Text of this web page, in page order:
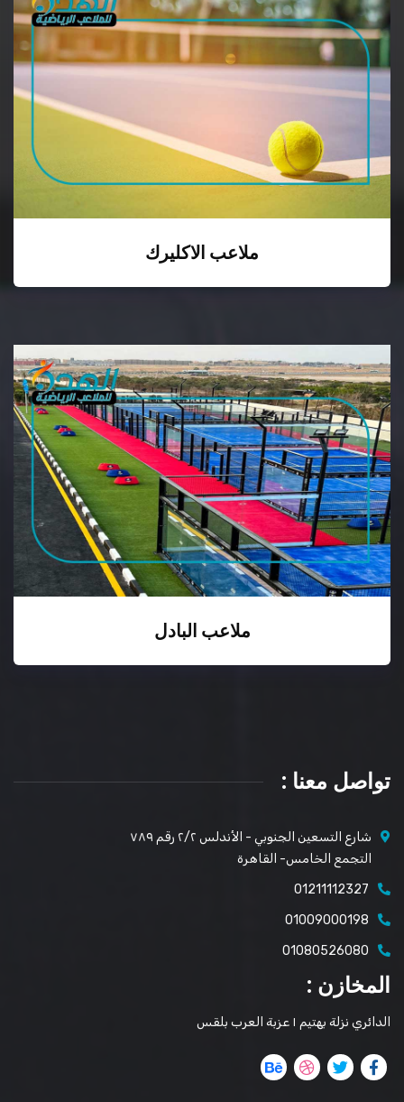
ملاعب الاكليرك
ملاعب البادل
تواصل معنا :
شارع التسعين الجنوبي - الأندلس ٢/٢ رقم ٧٨٩
التجمع الخامس- القاهرة
01211112327
01009000198
01080526080
المخازن :
الدائري نزلة بهتيم ١ عزبة العرب بلقس